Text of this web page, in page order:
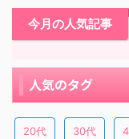
今月の人気記事
人気のタグ
20代 30代